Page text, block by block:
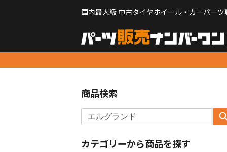
国内最大級 中古タイヤホイール・カーパーツ
商品検索
カテゴリーから商品を探す